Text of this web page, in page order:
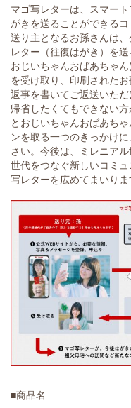
マゴ写レターは、スマー
がきを送ることができるコ
送り主となるお孫さんは
レター（往復はがき）を
おじいちゃんおばあちゃ
を受け取り、印刷された
返事を書いてご返送いただ
帰省したくてもできない
とおじいちゃんおばあち
ンを取る一つのきっかけ
さい。今後は、ミレニア
世代をつなぐ新しいコミ
写レターを広めてまいりま
■商品名